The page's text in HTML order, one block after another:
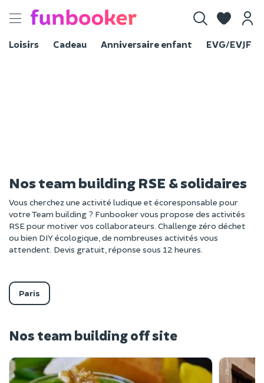
Toggle
Loisirs
Cadeau Anniversaire enfant EVG/EVJF
Nos team building RSE & solidaires
Vous cherchez une activité ludique et écoresponsable pour
votre Team building ? Funbooker vous propose des activités
RSE pour motiver vos collaborateurs. Challenge zéro déchet
ou bien DIY écologique, de nombreuses activités vous
attendent. Devis gratuit, réponse sous 12 heures.
Paris
Nos team building off site